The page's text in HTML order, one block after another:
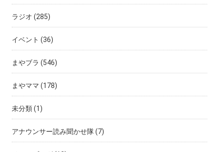
ラジオ (285)
イベント (36)
まやブラ (546)
まやママ (178)
未分類(1)
アナウンサー読み聞かせ隊(7)